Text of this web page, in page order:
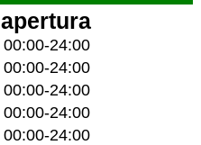
00:00-24:00
00:00-24:00
00:00-24:00
00:00-24:00
00:00-24:00